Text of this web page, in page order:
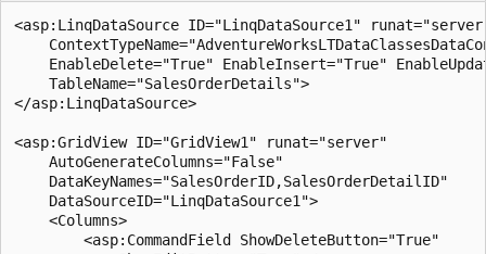
<asp:LinqDataSource ID="LinqDataSource1"
EnableDelete="True" EnableInsert="True"
    TableName="SalesOrderDetails">
</asp:LinqDataSource>
<asp:GridView ID="GridView1" runat="server"
    AutoGenerateColumns="False"
    DataKeyNames="SalesOrderID,SalesOrderDetailID"
    DataSourceID="LinqDataSource1">
    <Columns>
        <asp:CommandField ShowDeleteButton="True"